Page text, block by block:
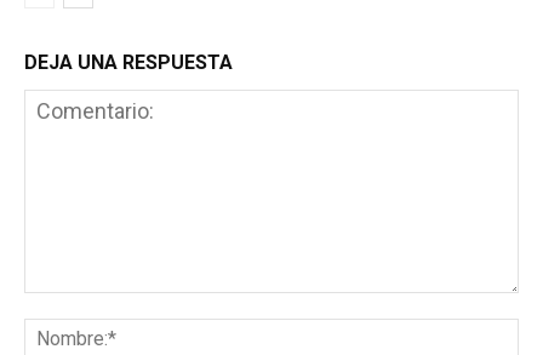
DEJA UNA RESPUESTA